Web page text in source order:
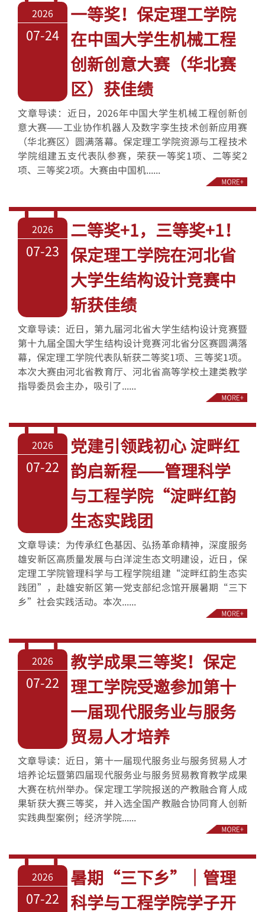
2026
07-24
一等奖！保定理工学院
在中国大学生机械工程
创新创意大赛（华北赛
区）获佳绩
文章导读：近日，2026年中国大学生机械工程创新创
意大赛——工业协作机器人及数字孪生技术创新应用赛
（华北赛区）圆满落幕。保定理工学院资源与工程技术
学院组建五支代表队参赛，荣获一等奖1项、二等奖2
项、三等奖2项。大赛由中国机......
2026
07-23
二等奖+1，三等奖+1！
保定理工学院在河北省
大学生结构设计竞赛中
斩获佳绩
文章导读：近日，第九届河北省大学生结构设计竞赛暨
第十九届全国大学生结构设计竞赛河北省分区赛圆满落
幕，保定理工学院代表队斩获二等奖1项、三等奖1项。
本次大赛由河北省教育厅、河北省高等学校土建类教学
指导委员会主办，吸引了......
2026
07-22
党建引领践初心 淀畔红
韵启新程——管理科学
与工程学院“淀畔红韵
生态实践团
文章导读：为传承红色基因、弘扬革命精神，深度服务
雄安新区高质量发展与白洋淀生态文明建设，近日，保
定理工学院管理科学与工程学院组建“淀畔红韵生态实
践团”，赴雄安新区第一党支部纪念馆开展暑期“三下
乡”社会实践活动。本次......
2026
07-22
教学成果三等奖！保定
理工学院受邀参加第十
一届现代服务业与服务
贸易人才培养
文章导读：近日，第十一届现代服务业与服务贸易人才
培养论坛暨第四届现代服务业与服务贸易教育教学成果
大赛在杭州举办。保定理工学院报送的产教融合育人成
果斩获大赛三等奖，并入选全国产教融合协同育人创新
实践典型案例；经济学院......
2026
07-22
暑期“三下乡”｜管理
科学与工程学院学子开